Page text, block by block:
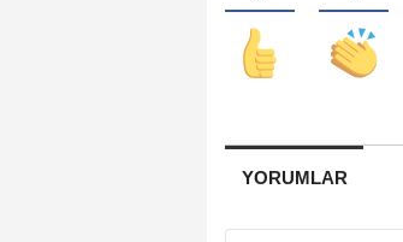
YORUMLAR